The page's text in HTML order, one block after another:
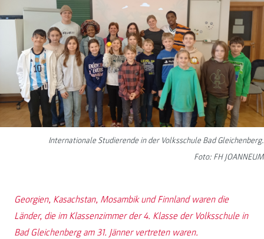
Internationale Studierende in der Volksschule Bad Gleichenberg.
Foto: FH JOANNEUM
Georgien, Kasachstan, Mosambik und Finnland waren die
Länder, die im Klassenzimmer der 4. Klasse der Volksschule in
Bad Gleichenberg am 31. Jänner vertreten waren.